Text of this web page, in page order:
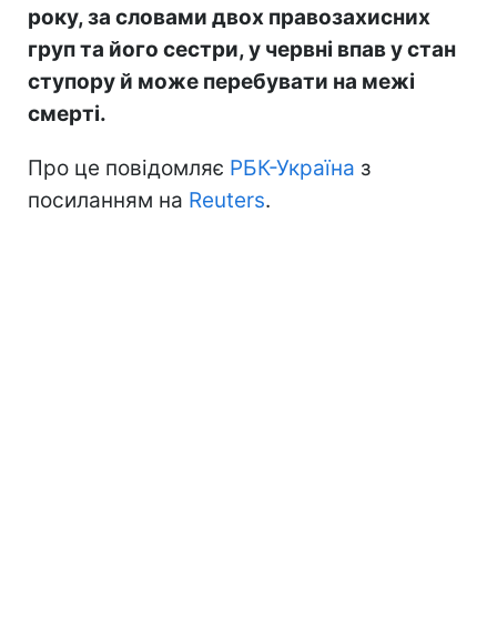
року, за словами двох правозахисних
груп та його сестри, у червні впав у стан
ступору й може перебувати на межі
смерті.
Про це повідомляє РБК-Україна з
посиланням на Reuters.